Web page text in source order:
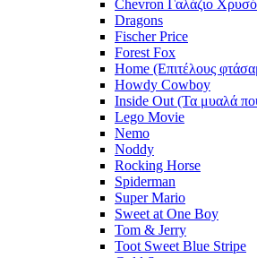
Chevron Γαλάζιο Χρυσό
Dragons
Fischer Price
Forest Fox
Home (Επιτέλους
Howdy Cowboy
Inside Out (Τα μυαλά
Lego Movie
Nemo
Noddy
Rocking Horse
Spiderman
Super Mario
Sweet at One Boy
Tom & Jerry
Toot Sweet Blue Stripe